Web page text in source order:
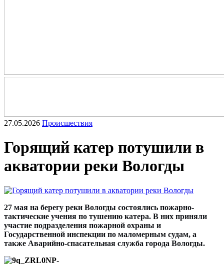
27.05.2026 Происшествия
Горящий катер потушили в
акватории реки Вологды
27 мая на берегу реки Вологды состоялись пожарно-
тактические учения по тушению катера. В них приняли
участие подразделения пожарной охраны и
Государственной инспекции по маломерным судам, а
также Аварийно-спасательная служба города Вологды.